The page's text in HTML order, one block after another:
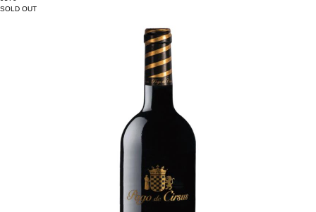
SOLD OUT